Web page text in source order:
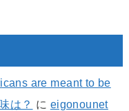
are meant to be
は？ に eigonounet